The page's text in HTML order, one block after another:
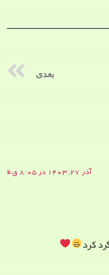
بعدی
آذر ۲۷, ۱۴۰۳ در ۸:۰۵ ق.ظ
کرد